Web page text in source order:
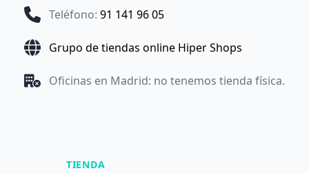
Teléfono: 91 141 96 05
Grupo de tiendas online Hiper Shops
Oficinas en Madrid: no tenemos tienda física.
TIENDA